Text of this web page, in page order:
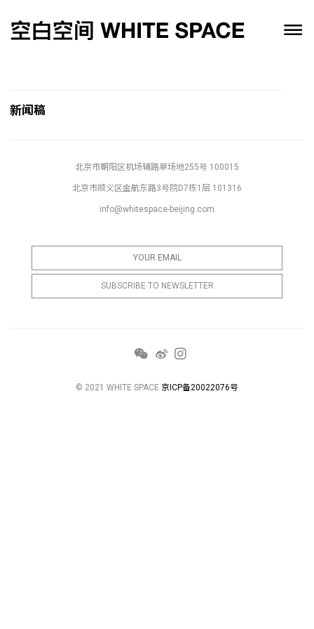
新闻稿
北京市朝阳区机场辅路草场地255号 100015
北京市顺义区金航东路3号院D7栋1层 101316
info@whitespace-beijing.com
© 2021 WHITE SPACE 京ICP备20022076号